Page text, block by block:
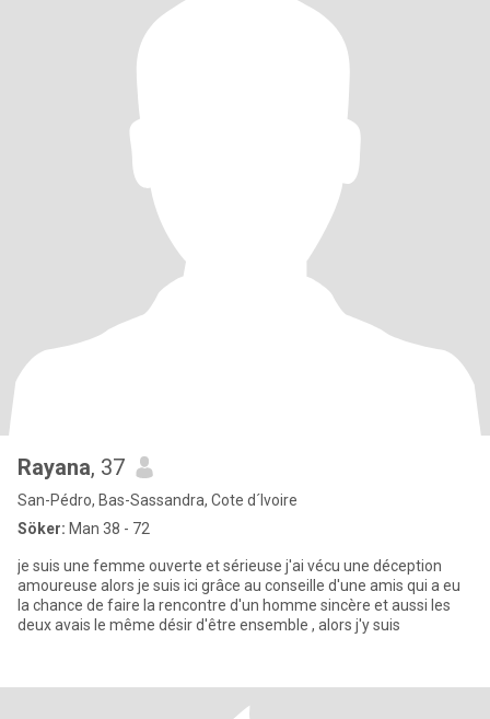
Rayana, 37
San-Pédro, Bas-Sassandra, Cote d´Ivoire
Söker: Man 38 - 72
je suis une femme ouverte et sérieuse j'ai vécu une déception
amoureuse alors je suis ici grâce au conseille d'une amis qui a eu
la chance de faire la rencontre d'un homme sincère et aussi les
deux avais le même désir d'être ensemble , alors j'y suis